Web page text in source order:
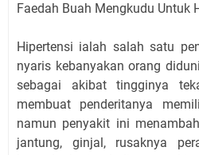
Faedah Buah Mengkudu Untuk
Hipertensi ialah salah satu
nyaris kebanyakan orang
sebagai akibat tingginya
membuat penderitanya
namun penyakit ini
jantung, ginjal, rusaknya